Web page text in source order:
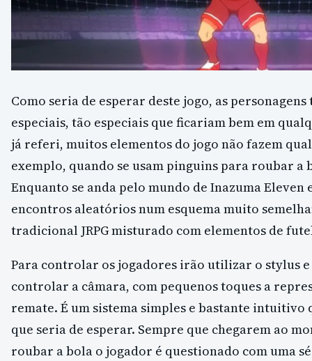
Como seria de esperar deste jogo, as
especiais, tão especiais que ficariam bem em
já referi, muitos elementos do jogo não fazem
exemplo, quando se usam pinguins para roubar a
Enquanto se anda pelo mundo de Inazuma Eleven
encontros aleatórios num esquema muito
tradicional JRPG misturado com elementos de
Para controlar os jogadores irão utilizar o stylus
controlar a câmara, com pequenos toques a
remate. É um sistema simples e bastante
que seria de esperar. Sempre que chegarem ao
roubar a bola o jogador é questionado com uma